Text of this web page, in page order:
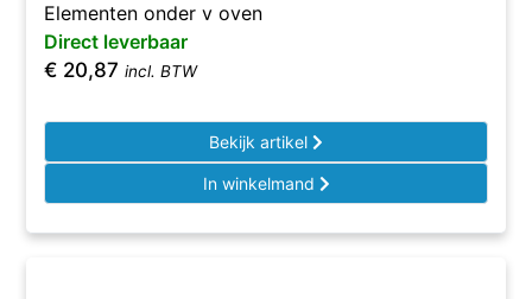
Elementen onder v oven
Direct leverbaar
€ 20,87 incl. BTW
Bekijk artikel
In winkelmand